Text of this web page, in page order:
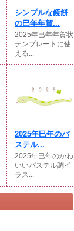
シンプルな鏡餅
の巳年年賀...
2025年巳年年賀状
テンプレートに使
える...
2025年巳年のパ
ステル...
2025年巳年のかわ
いいパステル調イ
ラス...